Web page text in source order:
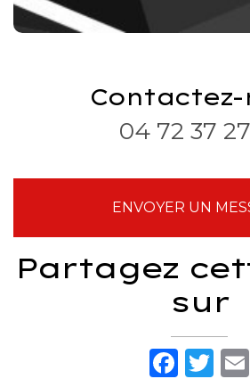
Contactez-
04 72 37
ENVOYER UN
Partagez
sur